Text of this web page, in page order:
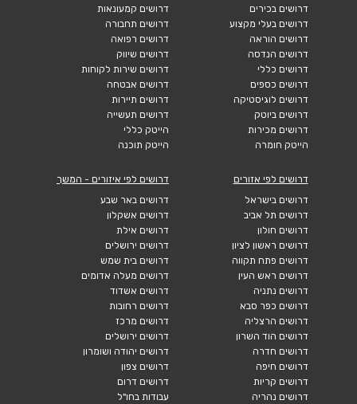
דרושים בכירים
דרושים בעלי מקצוע
דרושים הוראה
דרושים הנדסה
דרושים כללי
דרושים כספים
דרושים לוגיסטיקה
דרושים ביוטק
דרושים מכירות
הייטק חומרה
דרושים קמעונאות
דרושים תחבורה
דרושים רפואה
דרושים שיווק
דרושים שירות לקוחות
דרושים אבטחה
דרושים תיירות
דרושים תעשייה
הייטק כללי
הייטק תוכנה
דרושים לפי אזורים
דרושים בישראל
דרושים תל אביב
דרושים חולון
דרושים ראשון לציון
דרושים פתח תקווה
דרושים ראש העין
דרושים נתניה
דרושים כפר סבא
דרושים הרצליה
דרושים הוד השרון
דרושים חדרה
דרושים חיפה
דרושים קריות
דרושים נהריה
דרושים לפי איזורים - המשך
דרושים באר שבע
דרושים אשקלון
דרושים אילת
דרושים ירושלים
דרושים בית שמש
דרושים מעלה אדומים
דרושים אשדוד
דרושים רחובות
דרושים מרכז
דרושים ירושלים
דרושים יהודה ושומרון
דרושים צפון
דרושים דרום
עבודות בחו"ל